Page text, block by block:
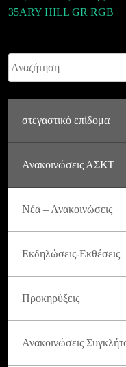
35ARY HILL GR RGB
Αναζήτηση
στεγαστικό επίδομα
Ανακοινώσεις ΑΣΚΤ
Νέα – Ανακοινώσεις
Εκδηλώσεις-Εκθέσεις
Προκηρύξεις
Ανακοινώσεις